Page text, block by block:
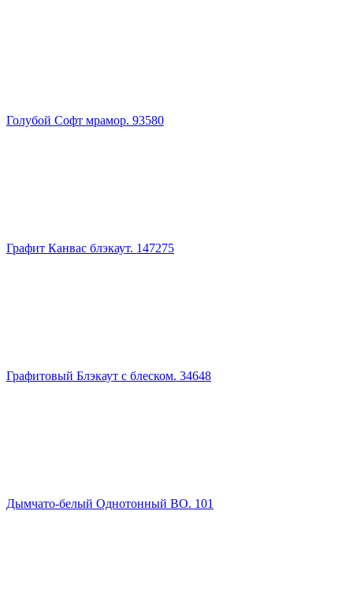
Голубой Софт мрамор. 93580
Графит Канвас блэкаут. 147275
Графитовый Блэкаут с блеском. 34648
Дымчато-белый Однотонный ВО. 101